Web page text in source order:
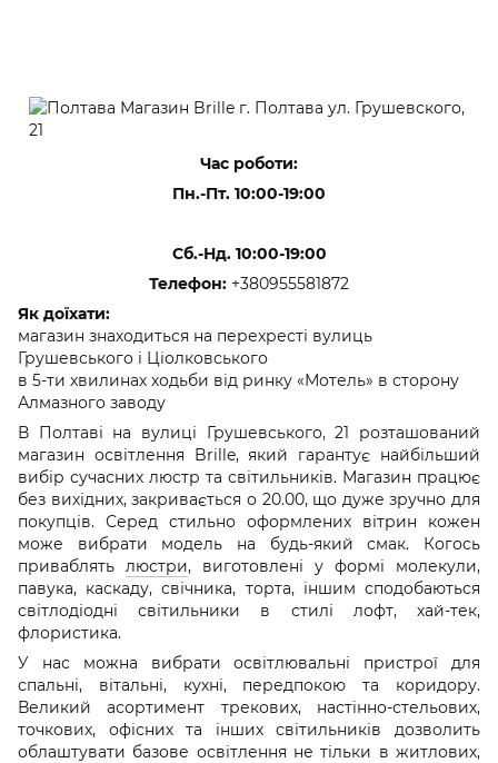
Час роботи:
Пн.-Пт. 10:00-19:00
Сб.-Нд. 10:00-19:00
Телефон: +380955581872
Як доїхати:
магазин знаходиться на перехресті вулиць
Грушевського і Ціолковського
в 5-ти хвилинах ходьби від ринку «Мотель» в сторону
Алмазного заводу
В Полтаві на вулиці Грушевського, 21 розташований
магазин освітлення Brille, який гарантує найбільший
вибір сучасних люстр та світильників. Магазин працює
без вихідних, закривається о 20.00, що дуже зручно для
покупців. Серед стильно оформлених вітрин кожен
може вибрати модель на будь-який смак. Когось
приваблять люстри, виготовлені у формі молекули,
павука, каскаду, свічника, торта, іншим сподобаються
світлодіодні світильники в стилі лофт, хай-тек,
флористика.
У нас можна вибрати освітлювальні пристрої для
спальні, вітальні, кухні, передпокою та коридору.
Великий асортимент трекових, настінно-стельових,
точкових, офісних та інших світильників дозволить
облаштувати базове освітлення не тільки в житлових,